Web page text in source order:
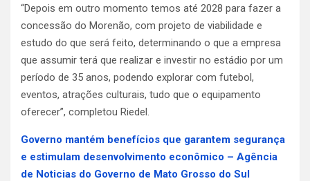
“Depois em outro momento temos até 2028 para fazer a
concessão do Morenão, com projeto de viabilidade e
estudo do que será feito, determinando o que a empresa
que assumir terá que realizar e investir no estádio por um
período de 35 anos, podendo explorar com futebol,
eventos, atrações culturais, tudo que o equipamento
oferecer”, completou Riedel.
Governo mantém benefícios que garantem segurança
e estimulam desenvolvimento econômico – Agência
de Noticias do Governo de Mato Grosso do Sul